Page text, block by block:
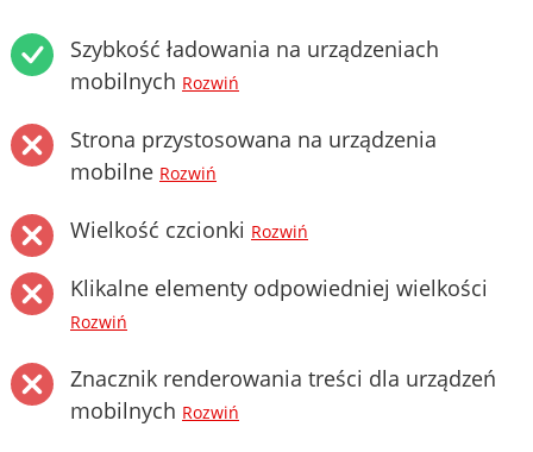
Szybkość ładowania na urządzeniach
mobilnych Rozwiń
Strona przystosowana na urządzenia
mobilne Rozwiń
Wielkość czcionki Rozwiń
Klikalne elementy odpowiedniej wielkości
Rozwiń
Znacznik renderowania treści dla urządzeń
mobilnych Rozwiń